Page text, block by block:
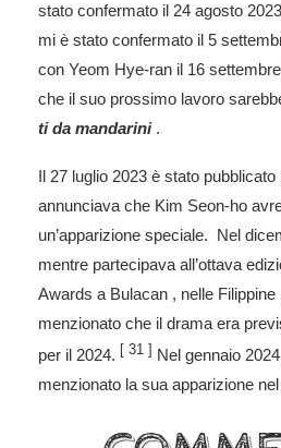
stato confermato il 24 agosto
mi è stato confermato il 5
con Yeom Hye-ran il 16
che il suo prossimo lavoro
ti da mandarini.
Il 27 luglio 2023 è stato
annunciava che Kim Seon-ho
un’apparizione speciale. Nel
mentre partecipava all’ottava
Awards a Bulacan , nelle
menzionato che il drama era
per il 2024.
31
Nel gennaio
menzionato la sua apparizione